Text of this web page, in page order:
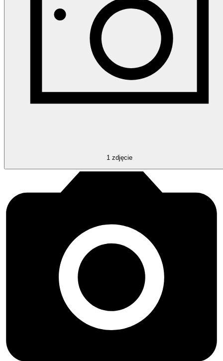
1 zdjęcie